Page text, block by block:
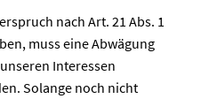
nach Art. 21 Abs. 1
muss eine Abwägung
Interessen
Solange noch nicht